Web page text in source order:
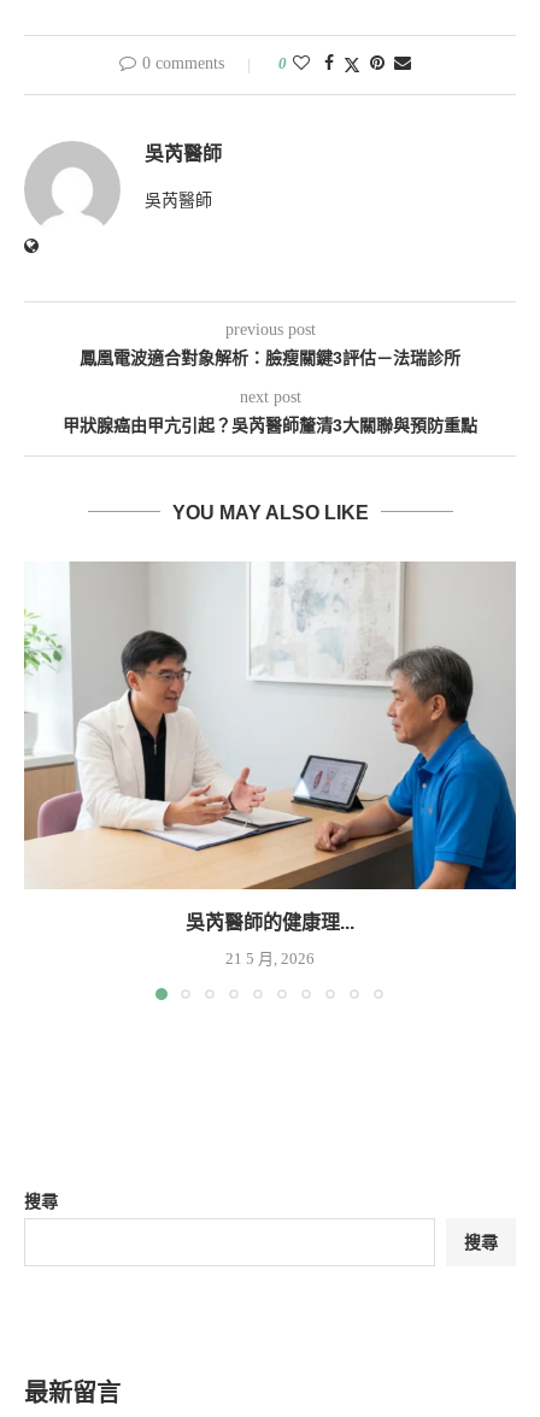
0 comments 0
吳芮醫師
吳芮醫師
previous post
鳳凰電波適合對象解析：臉瘦關鍵3評估－法瑞診所
next post
甲狀腺癌由甲亢引起？吳芮醫師釐清3大關聯與預防重點
YOU MAY ALSO LIKE
吳芮醫師的健康理...
21 5 月, 2026
搜尋
搜尋
最新留言